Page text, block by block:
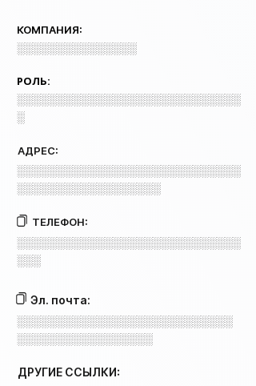
КОМПАНИЯ:
░░░░░░░░░░░░░░░
РОЛЬ:
░░░░░░░░░░░░░░░░░░░░░░░░░░░░
░
АДРЕС:
░░░░░░░░░░░░░░░░░░░░░░░░░░░░
░░░░░░░░░░░░░░░░░░
ТЕЛЕФОН:
░░░░░░░░░░░░░░░░░░░░░░░░░░░░
░░░
Эл. почта:
░░░░░░░░░░░░░░░░░░░░░░░░░░░
░░░░░░░░░░░░░░░░░
ДРУГИЕ ССЫЛКИ: